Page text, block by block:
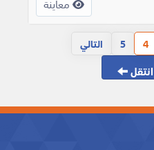
4
5 التالي
انتقل